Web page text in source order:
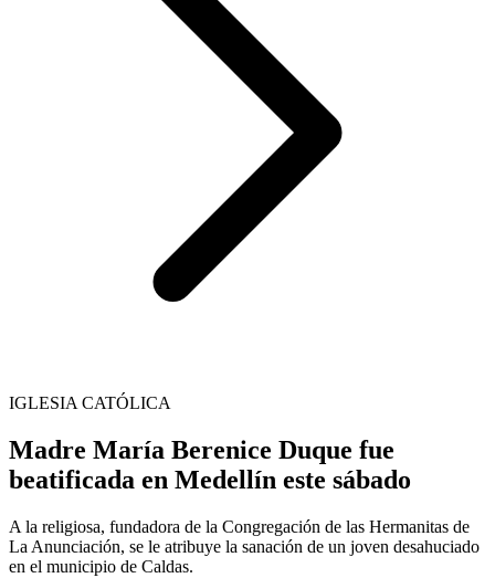
IGLESIA CATÓLICA
Madre María Berenice Duque fue
beatificada en Medellín este sábado
A la religiosa, fundadora de la Congregación de las Hermanitas de
La Anunciación, se le atribuye la sanación de un joven desahuciado
en el municipio de Caldas.